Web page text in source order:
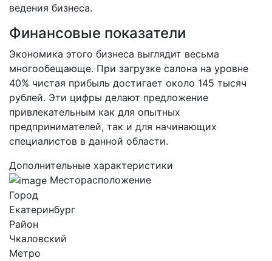
ведения бизнеса.
Финансовые показатели
Экономика этого бизнеса выглядит весьма
многообещающе. При загрузке салона на уровне
40% чистая прибыль достигает около 145 тысяч
рублей. Эти цифры делают предложение
привлекательным как для опытных
предпринимателей, так и для начинающих
специалистов в данной области.
Дополнительные характеристики
Месторасположение
Город
Екатеринбург
Район
Чкаловский
Метро